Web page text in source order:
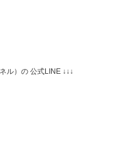
ル）の 公式LINE ↓↓↓